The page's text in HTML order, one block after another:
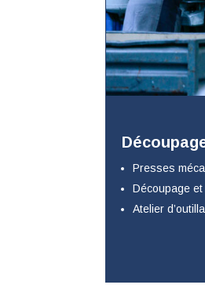
Presses
Découpage
Atelier